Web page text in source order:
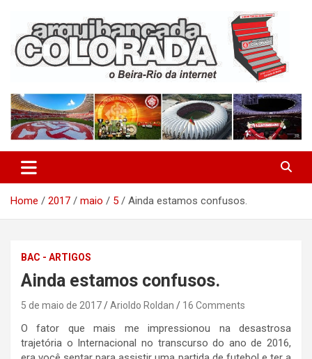
content
Arquibancada Colorada
Home 2017 maio 5 Ainda estamos confusos.
BAC - ARTIGOS
Ainda estamos confusos.
5 de maio de 2017 Arioldo Roldan 16 Comments
O fator que mais me impressionou na desastrosa
trajetória o Internacional no transcurso do ano de 2016,